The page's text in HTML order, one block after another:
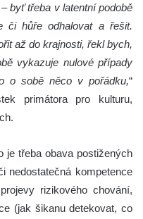
byť třeba v latentní podobě
či hůře odhalovat a řešit.
až do krajnosti, řekl bych,
vykazuje nulové případy
o sobě něco v pořádku,“
primátora pro kulturu,
je třeba obava postižených
nedostatečná kompetence
rizikového chování,
(jak šikanu detekovat, co